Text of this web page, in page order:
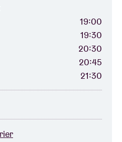
19:00
19:30
20:30
20:45
21:30